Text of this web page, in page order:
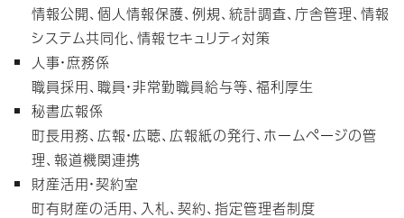
情報公開、個人情報保護、例規、統計調査、庁舎管理、情報
システム共同化、情報セキュリティ対策
人事・庶務係
職員採用、職員・非常勤職員給与等、福利厚生
秘書広報係
町長用務、広報・広聴、広報紙の発行、ホームページの管
理、報道機関連携
財産活用・契約室
町有財産の活用、入札、契約、指定管理者制度